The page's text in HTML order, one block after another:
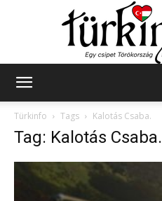
Türkinfo
Tags Kalotás Csaba.
Tag: Kalotás Csaba.